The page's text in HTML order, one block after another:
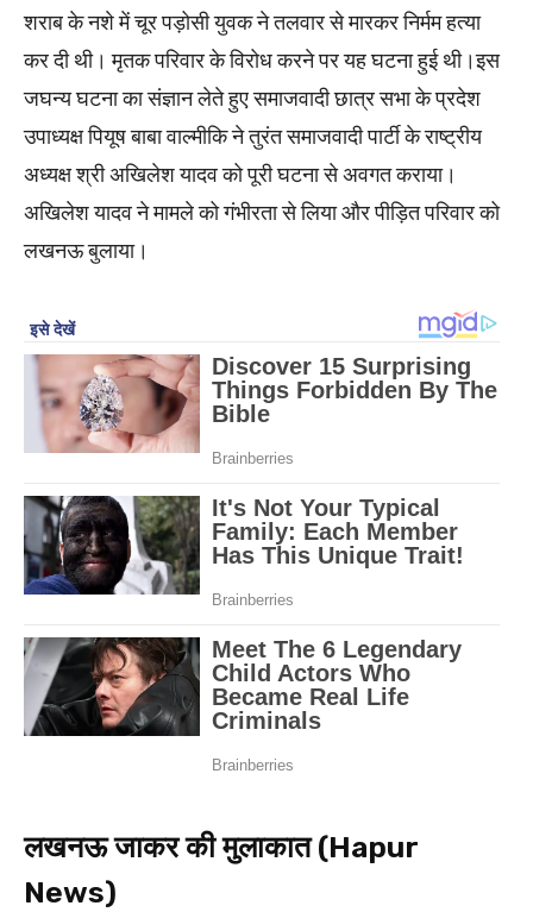
शराब के नशे में चूर पड़ोसी युवक ने तलवार से मारकर निर्मम हत्या
कर दी थी। मृतक परिवार के विरोध करने पर यह घटना हुई थी।इस
जघन्य घटना का संज्ञान लेते हुए समाजवादी छात्र सभा के प्रदेश
उपाध्यक्ष पियूष बाबा वाल्मीकि ने तुरंत समाजवादी पार्टी के राष्ट्रीय
अध्यक्ष श्री अखिलेश यादव को पूरी घटना से अवगत कराया।
अखिलेश यादव ने मामले को गंभीरता से लिया और पीड़ित परिवार को
लखनऊ बुलाया।
लखनऊ जाकर की मुलाकात (Hapur
News)